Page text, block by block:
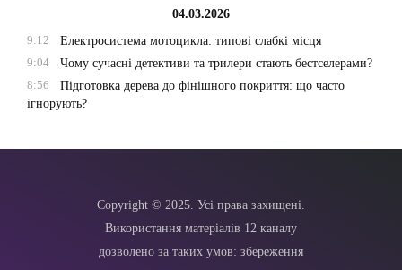
04.03.2026
9:12
Електросистема мотоцикла: типові слабкі місця
9:04
Чому сучасні детективи та трилери стають бестселерами?
8:56
Підготовка дерева до фінішного покриття: що часто
ігнорують?
Copyright © 2025. Усі права захищені.
Використання матеріалів 12 каналу
дозволено за таких умов: збереження